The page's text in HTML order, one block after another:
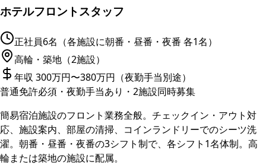
ホテルフロントスタッフ
正社員6名（各施設に朝番・昼番・夜番 各1名）
高輪・築地（2施設）
年収 300万円〜380万円（夜勤手当別途）
普通免許必須・夜勤手当あり・2施設同時募集
簡易宿泊施設のフロント業務全般。チェックイン・アウト対
応、施設案内、部屋の清掃、コインランドリーでのシーツ洗
濯。朝番・昼番・夜番の3シフト制で、各シフト1名体制。高
輪または築地の施設に配属。